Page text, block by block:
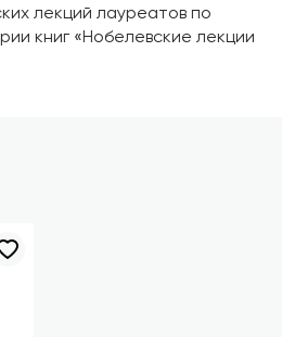
лекций лауреатов по
книг «Нобелевские лекции